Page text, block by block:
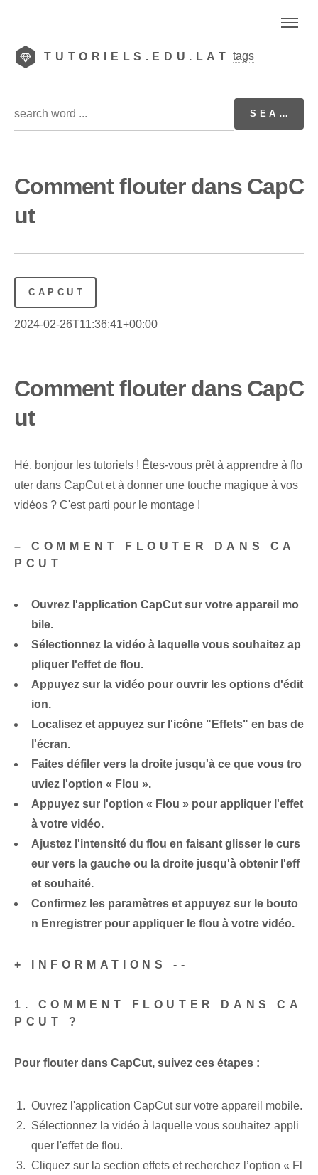
TUTORIELS.EDU.LAT tags
Comment flouter dans CapC
ut
CAPCUT
2024-02-26T11:36:41+00:00
Comment flouter dans CapC
ut
Hé, bonjour les tutoriels ! Êtes-vous prêt à apprendre à flo
uter dans CapCut et à donner une touche magique à vos
vidéos ? C'est parti pour le montage !
– COMMENT FLOUTER DANS CA
PCUT
Ouvrez l'application CapCut sur votre appareil mo
bile.
Sélectionnez la vidéo à laquelle vous souhaitez ap
pliquer l'effet de flou.
Appuyez sur la vidéo pour ouvrir les options d'édit
ion.
Localisez et appuyez sur l'icône "Effets" en bas de
l'écran.
Faites défiler vers la droite jusqu'à ce que vous tro
uviez l'option⁤ « Flou ».
Appuyez sur l'option « Flou » pour appliquer l'effet
à votre vidéo.
Ajustez l'intensité du flou en faisant glisser le curs
eur vers la gauche ou la droite jusqu'à obtenir l'eff
et souhaité.
Confirmez les paramètres et appuyez sur le bouto
n Enregistrer pour appliquer le flou à votre vidéo.
+ INFORMATIONS --
1. COMMENT FLOUTER DANS CA
PCUT ?
Pour flouter dans CapCut, suivez ces étapes :
Ouvrez l'application CapCut sur votre appareil mobile.
Sélectionnez la vidéo à laquelle vous souhaitez appli
quer l'effet de flou.
Cliquez sur la section effets et recherchez l’option « Fl